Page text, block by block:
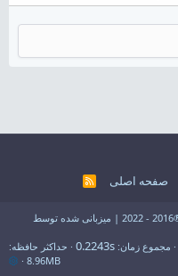
صفحه اصلی
R
©تمامی حقوق برای ایران وب ادمین محفوظ است ®2016 - 2022 | میزبانی شده توسط
مجموع زمان 0.2243s
حداکثر حافظه
8.96MB